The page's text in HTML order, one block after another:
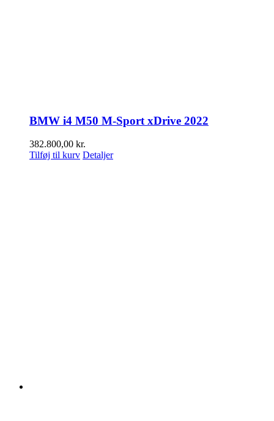
BMW i4 M50 M-Sport xDrive 2022
382.800,00 kr.
Tilføj til kurv Detaljer